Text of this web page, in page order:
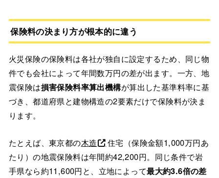
保険料の決まり方が根本的に違う
火災保険の保険料は各社が独自に設定するため、同じ物
件でも会社によって年間数万円の差が出ます。一方、地
震保険は損害保険料率算出機構が算出した基準料率に基
づき、都道府県と建物構造の2要素だけで保険料が決ま
ります。
たとえば、東京都の木造
住宅（保険金額1,000万円あ
たり）の地震保険料は年間約42,200円。同じ条件で岩
手県なら約11,600円と、立地によって最大約3.6倍の差